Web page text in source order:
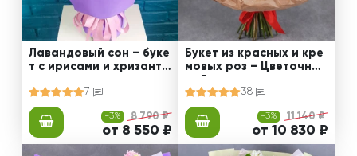
Лавандовый сон – буке
т с ирисами и хризанте
7
-3% 8 790 ₽
от 8 550 ₽
Букет из красных и кре
мовых роз – Цветочный
38
-3% 11 140 ₽
от 10 830 ₽